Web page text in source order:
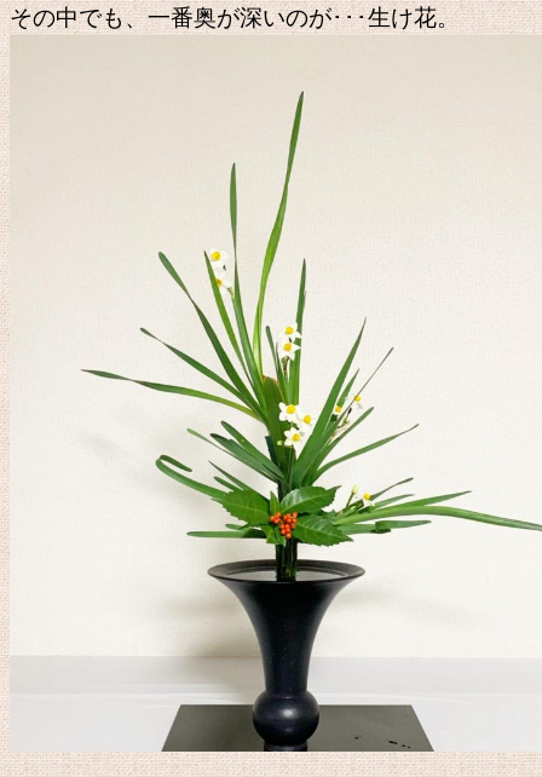
その中でも、一番奥が深いのが･･･生け花。